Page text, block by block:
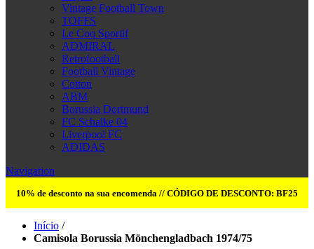
Vintage Football Town
TOFFS
Le Coq Sportif
ADMIRAL
Retrofootball
Football Vintage
Cotton
ABM
Borussia Dortmund
FC Schalke 04
Liverpool FC
ADIDAS
Navigation
10% de desconto na sua encomenda // CÓDIGO DE DESCONTO: BF25
Início /
Camisola Borussia Mönchengladbach 1974/75